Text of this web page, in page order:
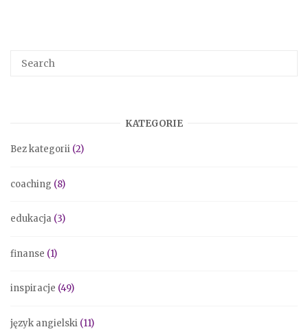
KATEGORIE
Bez kategorii (2)
coaching (8)
edukacja (3)
finanse (1)
inspiracje (49)
język angielski (11)